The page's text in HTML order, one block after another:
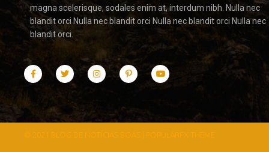
magna scelerisque, sodales enim at, interdum nibh. Nulla nec
blandit orci Nulla nec blandit orci Nulla nec blandit orci Nulla nec
blandit orci.
© 2021 BLOG DE NOTÍCIAS BOAS | POPULARFX THEME